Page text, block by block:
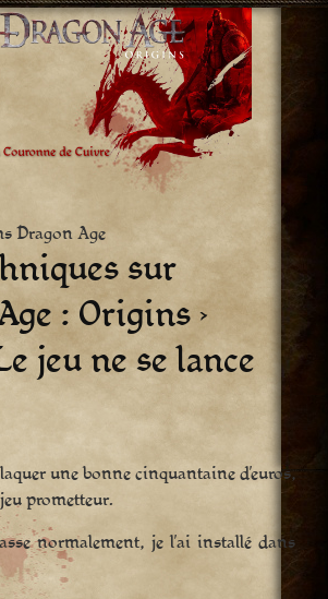
Dragon Age
sur
: Origins ›
jeu ne se lance
une bonne cinquantaine d’euros,
prometteur.
normalement, je l’ai installé dans